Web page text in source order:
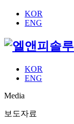
KOR
ENG
KOR
ENG
Media
보도자료